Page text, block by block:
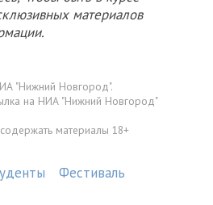
материалов
"Нижний Новгород".
на НИА "Нижний Новгород"
материалы 18+
Фестиваль